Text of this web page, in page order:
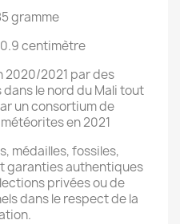
gramme
0.9 centimètre
2020/2021 par des
le nord du Mali tout
un consortium de
en 2021
médailles, fossiles,
garanties authentiques
privées ou de
dans le respect de la